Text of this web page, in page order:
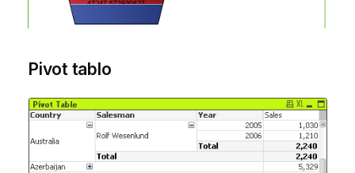
Pivot tablo